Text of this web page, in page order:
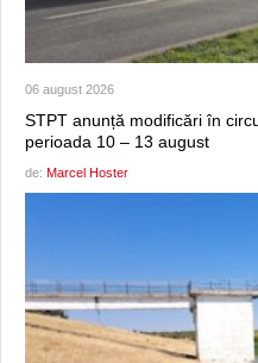
06 august 2026
STPT anunță modificări în
perioada 10 – 13 august
de: Marcel Hoster